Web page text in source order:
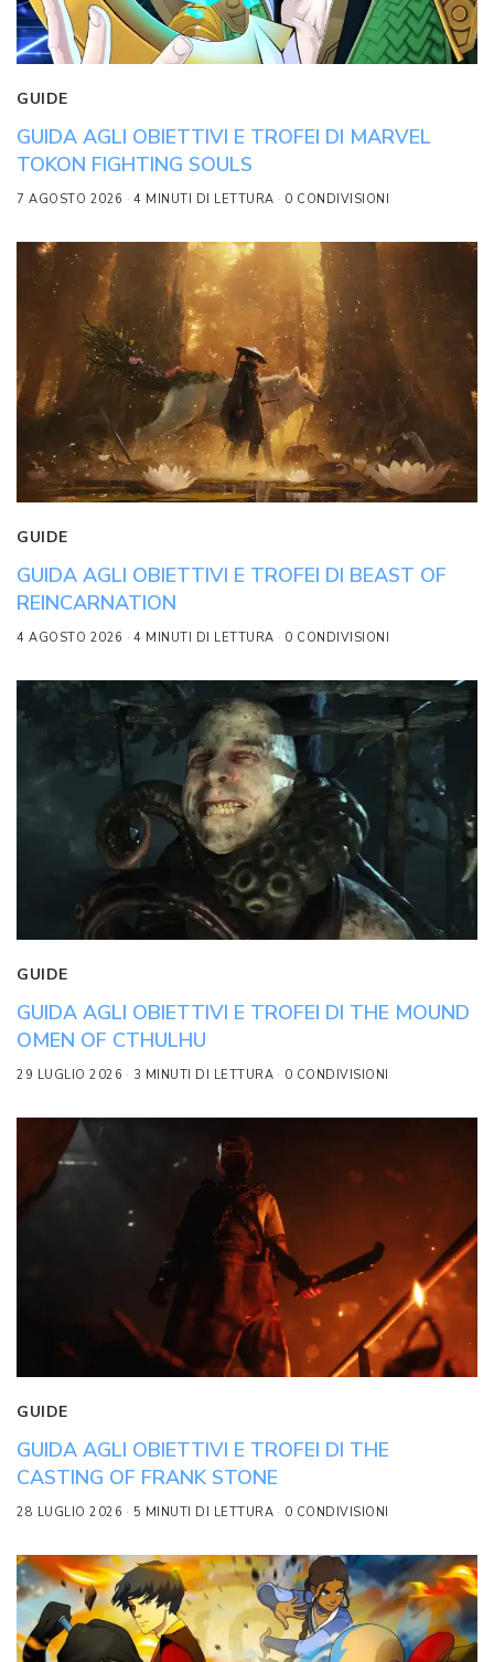
GUIDE
GUIDA AGLI OBIETTIVI E TROFEI DI MARVEL
TOKON FIGHTING SOULS
7 AGOSTO 2026 4 MINUTI DI LETTURA 0 CONDIVISIONI
GUIDE
GUIDA AGLI OBIETTIVI E TROFEI DI BEAST OF
REINCARNATION
4 AGOSTO 2026 4 MINUTI DI LETTURA 0 CONDIVISIONI
GUIDE
GUIDA AGLI OBIETTIVI E TROFEI DI THE MOUND
OMEN OF CTHULHU
29 LUGLIO 2026 3 MINUTI DI LETTURA 0 CONDIVISIONI
GUIDE
GUIDA AGLI OBIETTIVI E TROFEI DI THE
CASTING OF FRANK STONE
28 LUGLIO 2026 5 MINUTI DI LETTURA 0 CONDIVISIONI